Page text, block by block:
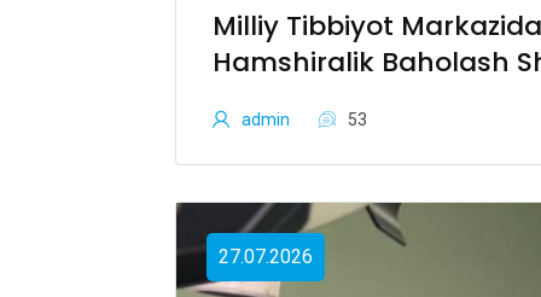
Milliy Tibbiyot
Hamshiralik Baholash
admin 53
27.07.2026